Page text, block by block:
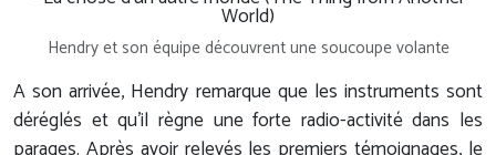
Hendry et son équipe découvrent une soucoupe volante
A son arrivée, Hendry remarque que les instruments sont
déréglés et qu'il règne une forte radio-activité dans les